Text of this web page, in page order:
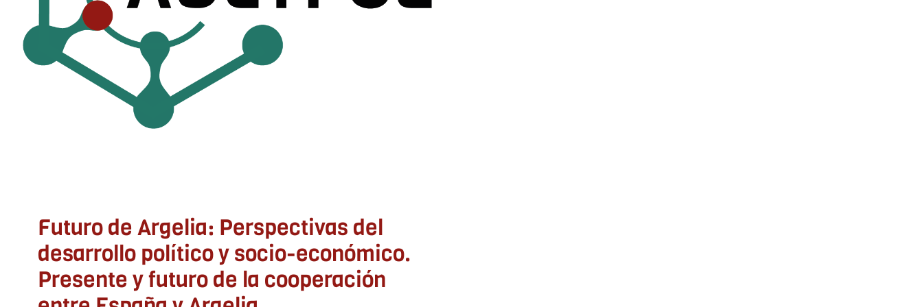
entre España y Argelia
ADLYPSE CV
Futuro de Argelia: Perspectivas del
desarrollo político y socio-económico.
Presente y futuro de la cooperación